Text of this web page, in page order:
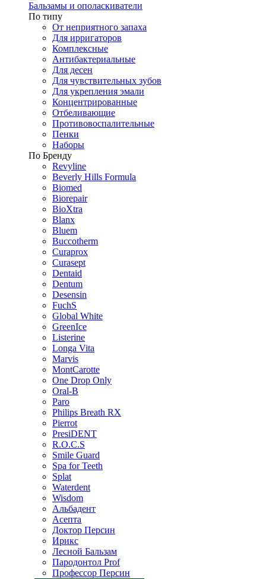
Бальзамы и ополаскиватели
По типу
От неприятного запаха
Для ирригаторов
Комплексные
Антибактериальные
Для десен
Для чувствительных зубов
Для укрепления эмали
Концентрированные
Отбеливающие
Противовоспалительные
Пенки
Наборы
По Бренду
Revyline
Beverly Hills Formula
Biomed
Biorepair
BioXtra
Blanx
Bluem
Buccotherm
Curaprox
Curasept
Dentaid
Dentum
Desensin
FuchS
Global White
GreenIce
Listerine
Longa Vita
Marvis
MontCarotte
One Drop Only
Oral-B
Paro
Philips Breath RX
Pierrot
PresiDENT
R.O.C.S
Smile Guard
Spa for Teeth
Splat
Waterdent
Wisdom
Альбадент
Асепта
Доктор Персин
Ирикс
Лесной Бальзам
Пародонтол Prof
Профессор Персин